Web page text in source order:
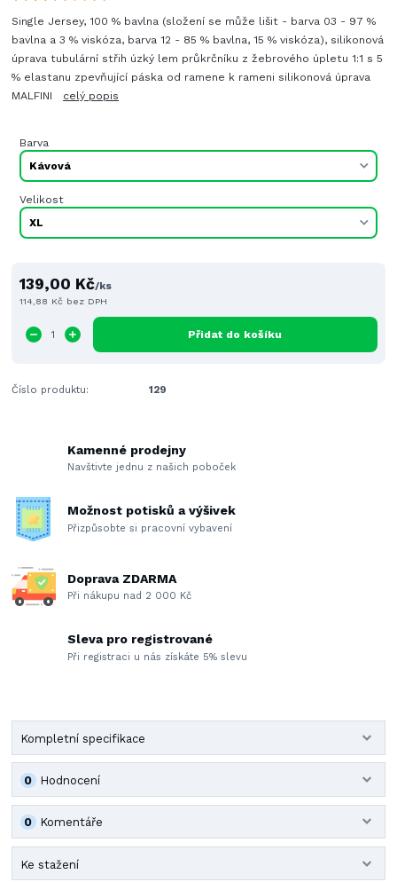
Single Jersey, 100 % bavlna (složení se může lišit - barva 03 - 97 %
bavlna a 3 % viskóza, barva 12 - 85 % bavlna, 15 % viskóza), silikonová
úprava tubulární střih úzký lem průkrčníku z žebrového úpletu 1:1 s 5
% elastanu zpevňující páska od ramene k rameni silikonová úprava
MALFINI celý popis
Barva
Velikost
139,00 Kč/ks
114,88 Kč bez DPH
Přidat do košíku
Číslo produktu: 129
Kamenné prodejny
Navštivte jednu z našich poboček
Možnost potisků a výšivek
Přizpůsobte si pracovní vybavení
Doprava ZDARMA
Při nákupu nad 2 000 Kč
Sleva pro registrované
Při registraci u nás získáte 5% slevu
Kompletní specifikace
Hodnocení
0
Komentáře
0
Ke stažení